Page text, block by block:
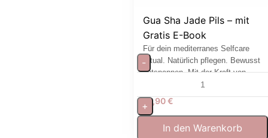
Gua Sha Jade Pils – mit
Gratis E-Book
Für dein mediterranes Selfcare
Ritual. Natürlich pflegen. Bewusst
entspannen. Mit der Kraft von
13,90€
-
+
In den Warenkorb